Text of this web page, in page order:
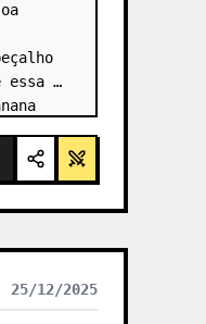
essa
25/12/2025